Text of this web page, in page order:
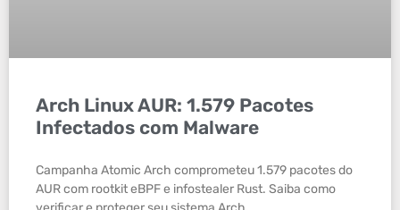
Arch Linux AUR: 1.579 Pacotes
Infectados com Malware
Campanha Atomic Arch comprometeu 1.579 pacotes do
AUR com rootkit eBPF e infostealer Rust. Saiba como